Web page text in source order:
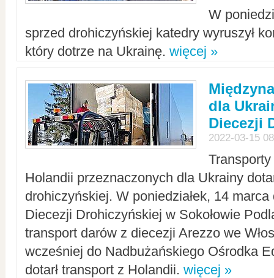
W
sprzed drohiczyńskiej katedry wyruszył
który dotrze na Ukrainę. więcej »
dla
Diecezji
2022-03-15
Holandii przeznaczonych dla Ukrainy
drohiczyńskiej. W poniedziałek, 14
Diecezji Drohiczyńskiej w Sokołowie
transport darów z diecezji Arezzo we
wcześniej do Nadbużańskiego Ośrodka
dotarł transport z Holandii. więcej »